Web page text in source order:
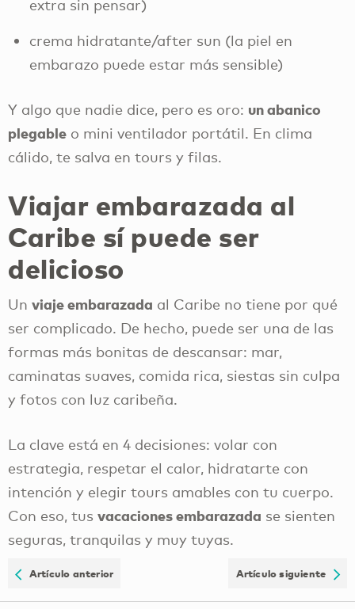
extra sin pensar)
crema hidratante/after sun (la piel en
embarazo puede estar más sensible)
Y algo que nadie dice, pero es oro: un abanico
plegable o mini ventilador portátil. En clima
cálido, te salva en tours y filas.
Viajar embarazada al
Caribe sí puede ser
delicioso
Un viaje embarazada al Caribe no tiene por qué
ser complicado. De hecho, puede ser una de las
formas más bonitas de descansar: mar,
caminatas suaves, comida rica, siestas sin culpa
y fotos con luz caribeña.
La clave está en 4 decisiones: volar con
estrategia, respetar el calor, hidratarte con
intención y elegir tours amables con tu cuerpo.
Con eso, tus vacaciones embarazada se sienten
seguras, tranquilas y muy tuyas.
Artículo anterior Artículo siguiente